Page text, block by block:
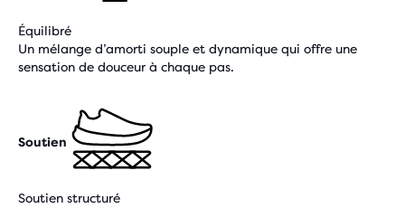
Équilibré
Un mélange d’amorti souple et dynamique qui offre une
sensation de douceur à chaque pas.
Soutien
Soutien structuré